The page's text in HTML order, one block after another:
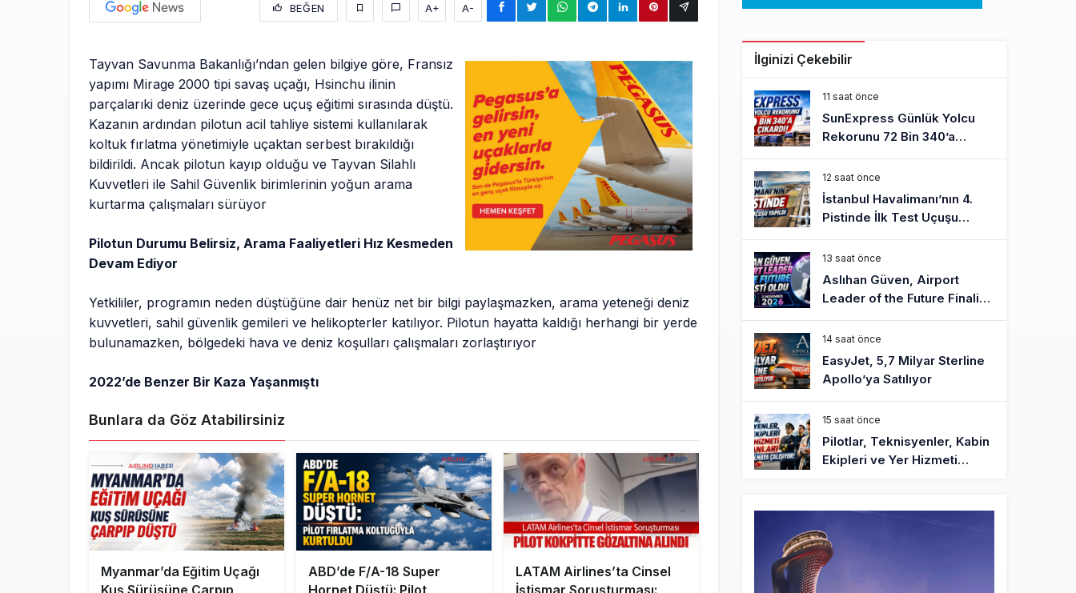
BEĞEN A+ A-
Tayvan Savunma Bakanlığı’ndan gelen bilgiye göre, Fransız
yapımı Mirage 2000 tipi savaş uçağı, Hsinchu ilinin
parçalarıki deniz üzerinde gece uçuş eğitimi sırasında düştü.
Kazanın ardından pilotun acil tahliye sistemi kullanılarak
koltuk fırlatma yönetimiyle uçaktan serbest bırakıldığı
bildirildi. Ancak pilotun kayıp olduğu ve Tayvan Silahlı
Kuvvetleri ile Sahil Güvenlik birimlerinin yoğun arama
kurtarma çalışmaları sürüyor
Pilotun Durumu Belirsiz, Arama Faaliyetleri Hız Kesmeden
Devam Ediyor
Yetkililer, programın neden düştüğüne dair henüz net bir bilgi paylaşmazken, arama yeteneği deniz
kuvvetleri, sahil güvenlik gemileri ve helikopterler katılıyor. Pilotun hayatta kaldığı herhangi bir yerde
bulunamazken, bölgedeki hava ve deniz koşulları çalışmaları zorlaştırıyor
2022’de Benzer Bir Kaza Yaşanmıştı
Bunlara da Göz Atabilirsiniz
Myanmar’da Eğitim Uçağı
ABD’de F/A-18 Super
LATAM Airlines’ta Cinsel
İlginizi Çekebilir
11 saat önce
SunExpress Günlük Yolcu
Rekorunu 72 Bin 340’a
Çıkardı
12 saat önce
İstanbul Havalimanı’nın 4.
Pistinde İlk Test Uçuşu
Yapıldı
13 saat önce
Aslıhan Güven, Airport
Leader of the Future Finalisti
Oldu
14 saat önce
EasyJet, 5,7 Milyar Sterline
Apollo’ya Satılıyor
15 saat önce
Pilotlar, Teknisyenler, Kabin
Ekipleri ve Yer Hizmeti
BookingAgora’dan Dubai’ye
iki FAM Trip
19 saat önce